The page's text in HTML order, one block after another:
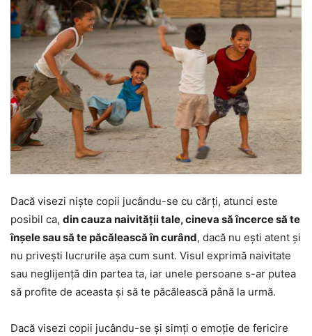
Dacă visezi niște copii jucându-se cu cărți, atunci este
posibil ca, din cauza naivității tale, cineva să încerce să te
înșele sau să te păcălească în curând, dacă nu ești atent și
nu privești lucrurile așa cum sunt. Visul exprimă naivitate
sau neglijență din partea ta, iar unele persoane s-ar putea
să profite de aceasta și să te păcălească până la urmă.
Dacă visezi copii jucându-se și simți o emoție de fericire